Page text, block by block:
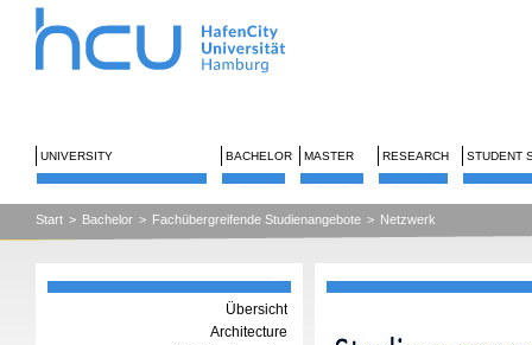
UNIVERSITY BACHELOR MASTER RESEARCH STUDENT
Start > Bachelor > Fachübergreifende Studienangebote > Netzwerk
Übersicht
Architecture